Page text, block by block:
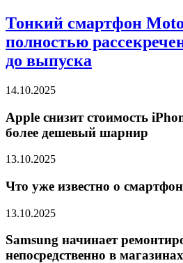
Тонкий смартфон
полностью
до выпуска
14.10.2025
Apple снизит стоимость
более дешевый шарнир
13.10.2025
Что уже известно о
13.10.2025
Samsung начинает
непосредственно в магазинах